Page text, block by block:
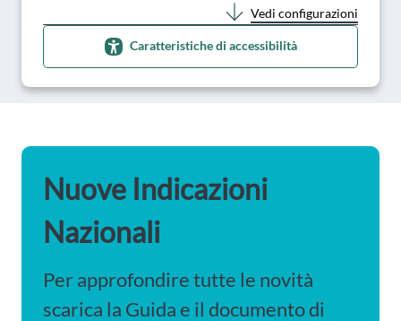
Vedi configurazioni
Caratteristiche di accessibilità
Nuove Indicazioni
Nazionali
Per approfondire tutte le novità
scarica la Guida e il documento di